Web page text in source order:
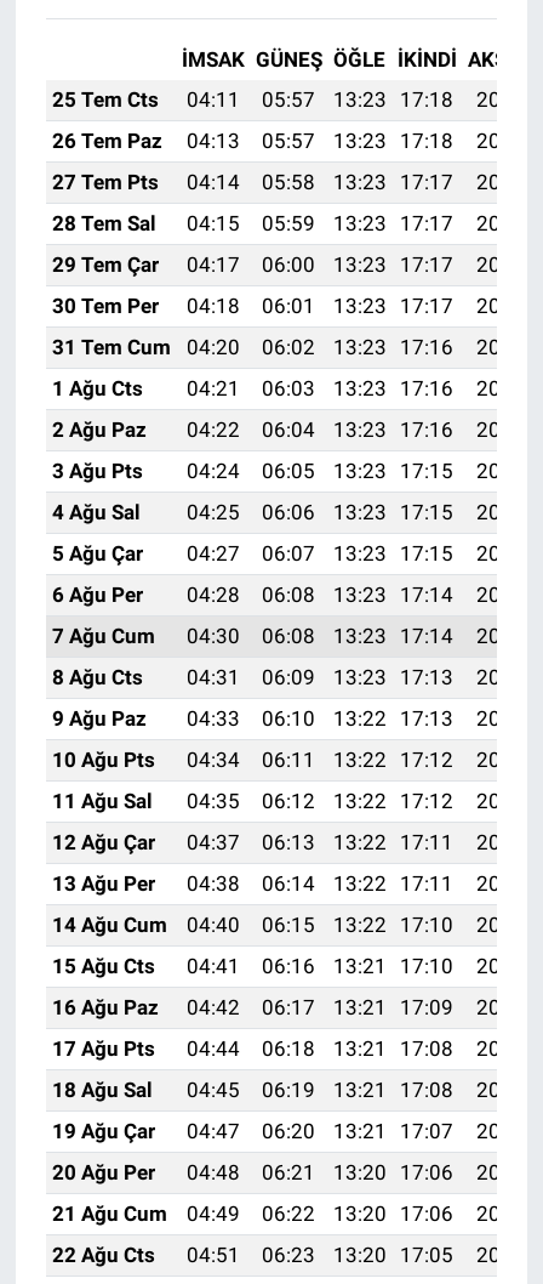
İMSAK GÜNEŞ ÖĞLE İKINDI AKŞAM
25 Tem Cts
04:11 05:57 13:23 17:18
20:40
26 Tem Paz
04:13 05:57 13:23 17:18
20:39
27 Tem Pts
04:14 05:58 13:23 17:17
20:38
28 Tem Sal
04:15 05:59 13:23 17:17
20:38
29 Tem Çar
04:17 06:00 13:23 17:17
20:37
30 Tem Per
04:18 06:01 13:23 17:17
20:36
31 Tem Cum
04:20 06:02 13:23 17:16
20:35
1 Ağu Cts
04:21 06:03 13:23 17:16
20:34
2 Ağu Paz
04:22 06:04 13:23 17:16
20:33
3 Ağu Pts
04:24 06:05 13:23 17:15
20:31
4 Ağu Sal
04:25 06:06 13:23 17:15
20:30
5 Ağu Çar
04:27 06:07 13:23 17:15
20:29
6 Ağu Per
04:28 06:08 13:23 17:14
20:28
7 Ağu Cum
04:30 06:08 13:23 17:14
20:27
8 Ağu Cts
04:31 06:09 13:23 17:13
20:26
9 Ağu Paz
04:33 06:10 13:22 17:13
20:24
10 Ağu Pts
04:34 06:11 13:22 17:12
20:23
11 Ağu Sal
04:35 06:12 13:22 17:12
20:22
12 Ağu Çar
04:37 06:13 13:22 17:11
20:21
13 Ağu Per
04:38 06:14 13:22 17:11
20:19
14 Ağu Cum
04:40 06:15 13:22 17:10
20:18
15 Ağu Cts
04:41 06:16 13:21 17:10
20:17
16 Ağu Paz
04:42 06:17 13:21 17:09
20:15
17 Ağu Pts
04:44 06:18 13:21 17:08
20:14
18 Ağu Sal
04:45 06:19 13:21 17:08
20:13
19 Ağu Çar
04:47 06:20 13:21 17:07
20:11
20 Ağu Per
04:48 06:21 13:20 17:06
20:10
21 Ağu Cum
04:49 06:22 13:20 17:06
20:08
22 Ağu Cts
04:51 06:23 13:20 17:05
20:07